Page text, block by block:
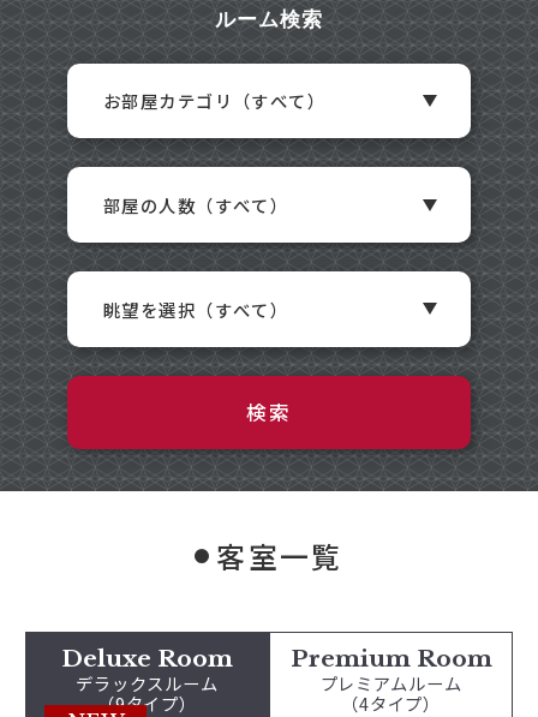
ルーム検索
客室一覧
Deluxe Room
デラックスルーム
（9タイプ）
Premium Room
プレミアムルーム
（4タイプ）